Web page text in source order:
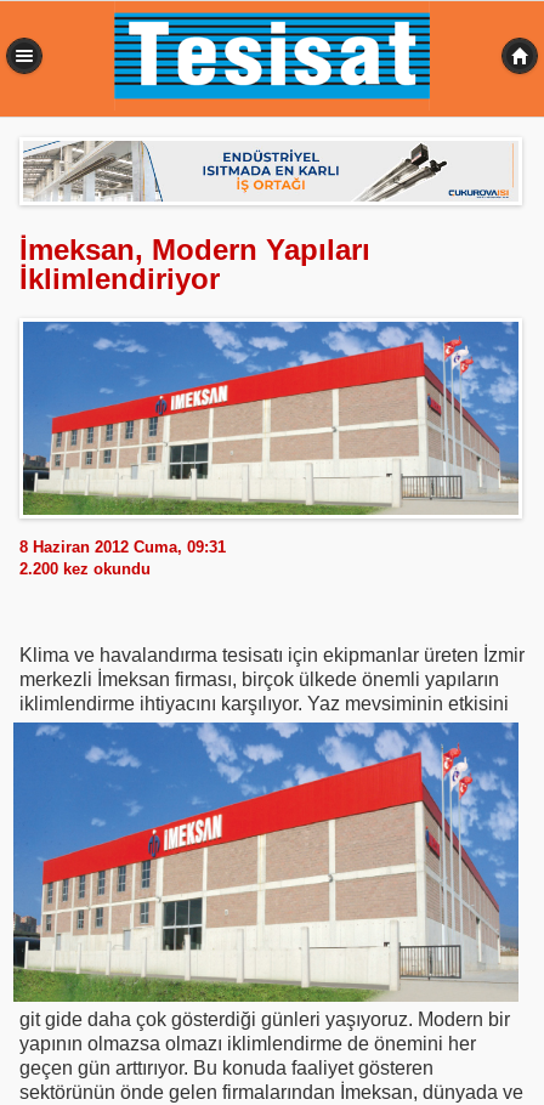
İmeksan, Modern Yapıları
İklimlendiriyor
8 Haziran 2012 Cuma, 09:31
2.200 kez okundu
Klima ve havalandırma tesisatı için ekipmanlar üreten İzmir
merkezli İmeksan firması, birçok ülkede önemli yapıların
iklimlendirme ihtiyacını karşılıyor. Yaz mevsiminin etkisini
git gide daha çok gösterdiği günleri yaşıyoruz. Modern bir
yapının olmazsa olmazı iklimlendirme de önemini her
geçen gün arttırıyor. Bu konuda faaliyet gösteren
sektörünün önde gelen firmalarından İmeksan, dünyada ve
0,570 sn